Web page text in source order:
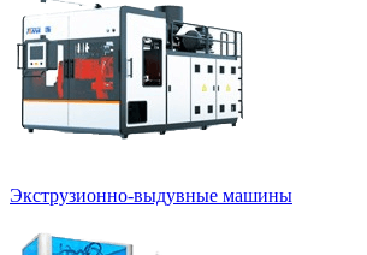
Экструзионно-выдувные машины